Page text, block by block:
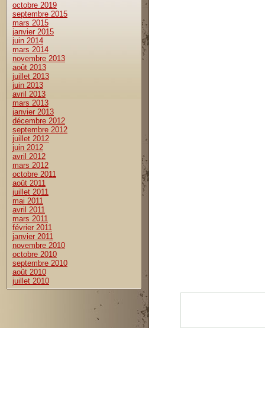
octobre 2019
septembre 2015
mars 2015
janvier 2015
juin 2014
mars 2014
novembre 2013
août 2013
juillet 2013
juin 2013
avril 2013
mars 2013
janvier 2013
décembre 2012
septembre 2012
juillet 2012
juin 2012
avril 2012
mars 2012
octobre 2011
août 2011
juillet 2011
mai 2011
avril 2011
mars 2011
février 2011
janvier 2011
novembre 2010
octobre 2010
septembre 2010
août 2010
juillet 2010